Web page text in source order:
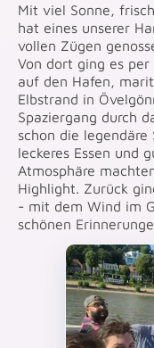
Mit viel Sonne,
hat eines unserer
vollen Zügen
Von dort ging es
auf den Hafen,
Elbstrand in
Spaziergang durch
schon die
leckeres Essen und
Atmosphäre
Highlight. Zurück
- mit dem Wind im
schönen